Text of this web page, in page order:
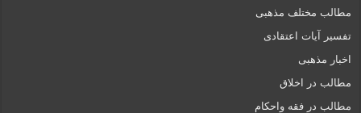
مطالب مختلف مذهبی
تفسیر آیات اعتقادی
اخبار مذهبی
مطالب در اخلاق
مطالب در فقه واحکام